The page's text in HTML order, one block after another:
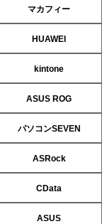
マカフィー
HUAWEI
kintone
ASUS ROG
パソコンSEVEN
ASRock
CData
ASUS